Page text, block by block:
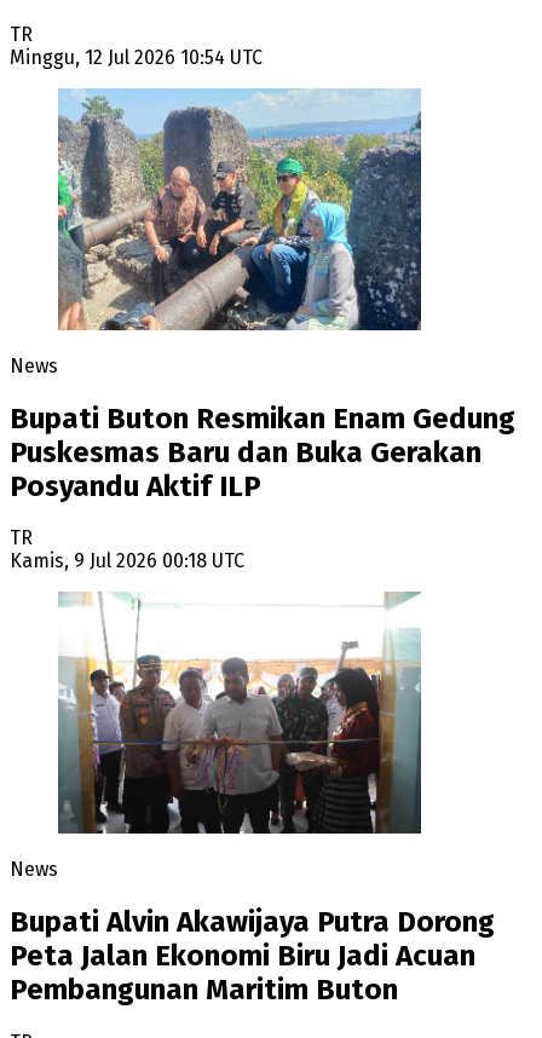
TR
Minggu, 12 Jul 2026 10:54 UTC
News
Bupati Buton Resmikan Enam Gedung
Puskesmas Baru dan Buka Gerakan
Posyandu Aktif ILP
TR
Kamis, 9 Jul 2026 00:18 UTC
News
Bupati Alvin Akawijaya Putra Dorong
Peta Jalan Ekonomi Biru Jadi Acuan
Pembangunan Maritim Buton